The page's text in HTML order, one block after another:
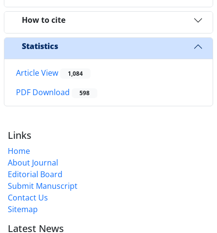
How to cite
Statistics
Article View 1,084
PDF Download 598
Links
Home
About Journal
Editorial Board
Submit Manuscript
Contact Us
Sitemap
Latest News